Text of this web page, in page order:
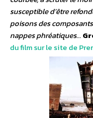
susceptible d’être
poisons des
nappes phréatiques…
du film sur le site de